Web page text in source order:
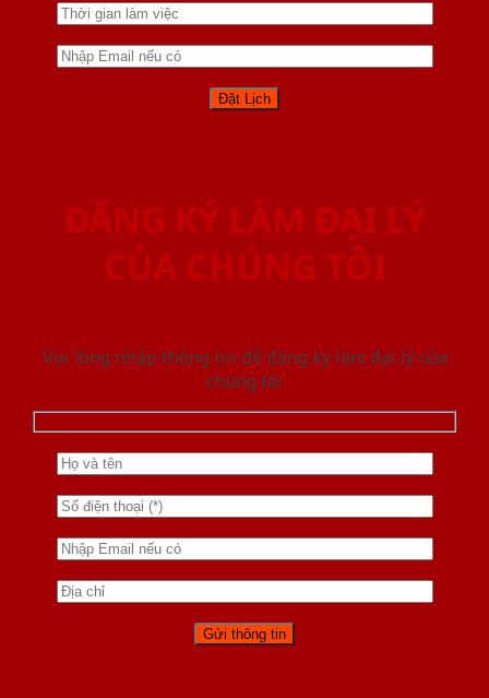
ĐĂNG KÝ LÀM ĐẠI LÝ
CỦA CHÚNG TÔI
Vui lòng nhập thông tin để đăng ký làm đại lý của
chúng tôi